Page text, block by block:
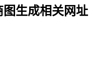
生成相关网址